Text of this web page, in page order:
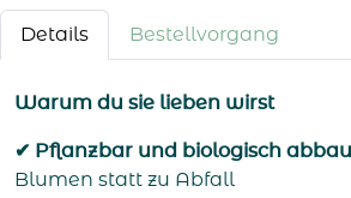
Details Bestellvorgang
Warum du sie lieben wirst
✔ Pflanzbar und biologisch
Blumen statt zu Abfall